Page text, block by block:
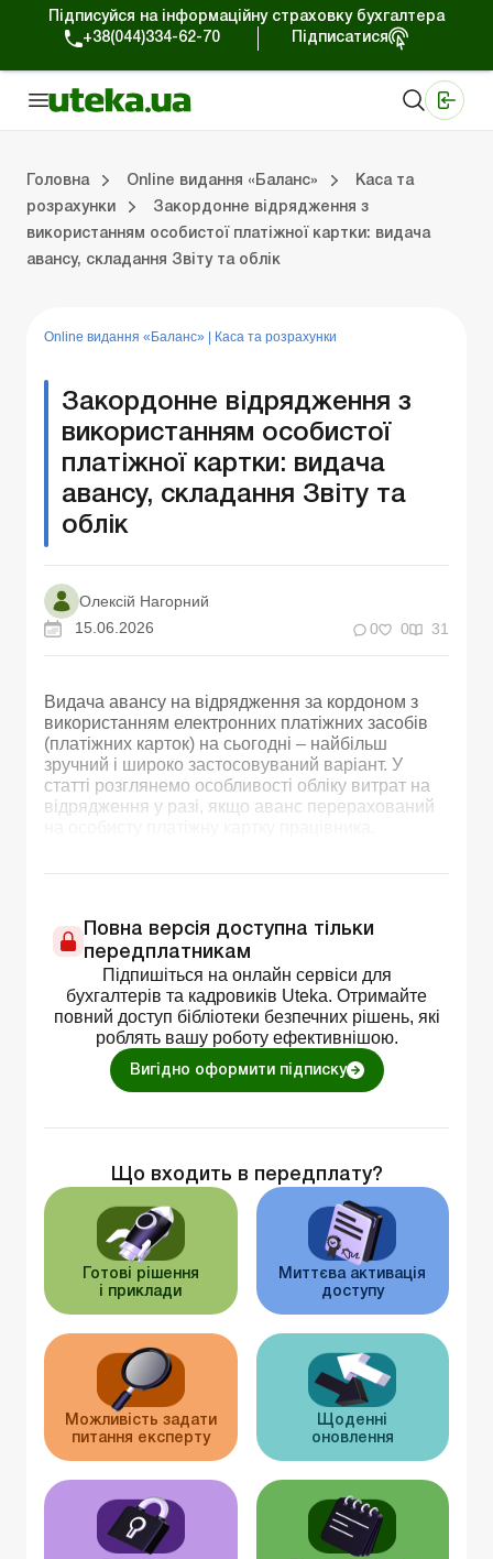
Підписуйся на інформаційну страховку бухгалтера
+38(044)334-62-70
Підписатися
Головна Online видання «Баланс»
Каса та
розрахунки
Закордонне відрядження з
використанням особистої платіжної картки: видача
авансу, складання Звіту та облік
Online видання «Баланс» Каса та розрахунки
Закордонне відрядження з
використанням особистої
платіжної картки: видача
авансу, складання Звіту та
облік
Олексій Нагорний
15.06.2026
0 0 31
Видача авансу на відрядження за кордоном з
використанням електронних платіжних засобів
(платіжних карток) на сьогодні – найбільш
зручний і широко застосовуваний варіант. У
статті розглянемо особливості обліку витрат на
відрядження у разі, якщо аванс перерахований
Повна версія доступна тільки
передплатникам
Підпишіться на онлайн сервіси для
бухгалтерів та кадровиків Uteka. Отримайте
повний доступ бібліотеки безпечних рішень, які
роблять вашу роботу ефективнішою.
Вигідно оформити підписку
Що входить в передплату?
Готові рішення
і приклади
Миттєва активація
доступу
Можливість задати
питання експерту
Щоденні
оновлення